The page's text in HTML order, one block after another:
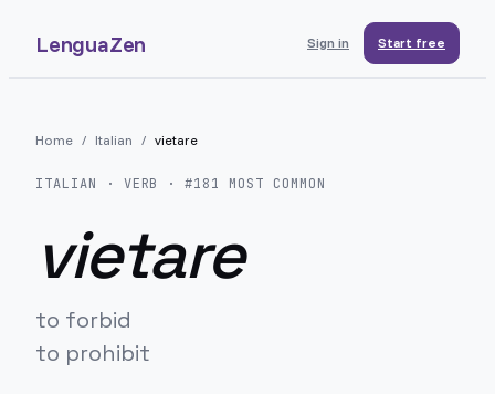
LenguaZen Sign in Start free
Home / Italian / vietare
ITALIAN · VERB · #181 MOST COMMON
vietare
to forbid
to prohibit